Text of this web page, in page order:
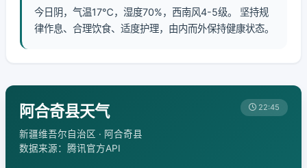
今日阴，气温17℃，湿度70%，西南风4-5级。 坚持规
律作息、合理饮食、适度护理，由内而外保持健康状态。
阿合奇县天气
新疆维吾尔自治区 · 阿合奇县
数据来源：腾讯官方API
22:45